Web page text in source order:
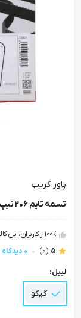
پاور گریپ
تسمه تایم 206 تیپ 2 - 104 دنده پاور گریپ گیتس
100٪ از کاربران، این کالا را پیشنهاد کرده اند.
5
(0) 0 دیدگاه
لیبل:
گپکو